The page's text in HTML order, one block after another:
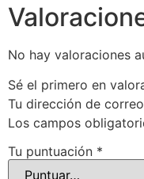
No hay valoraciones
Sé el primero en
Tu dirección de
Los campos
Tu puntuación *